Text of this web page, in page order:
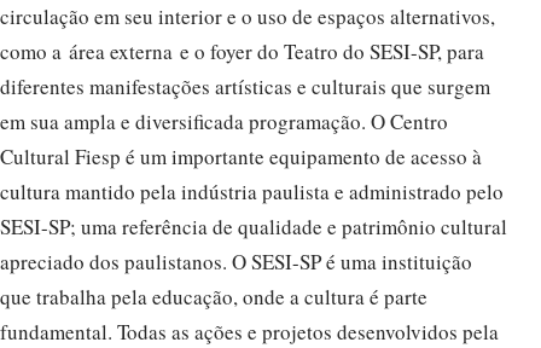
circulação em seu interior e o uso de espaços alternativos,
como a área externa e o foyer do Teatro do SESI-SP, para
diferentes manifestações artísticas e culturais que surgem
em sua ampla e diversificada programação. O Centro
Cultural Fiesp é um importante equipamento de acesso à
cultura mantido pela indústria paulista e administrado pelo
SESI-SP; uma referência de qualidade e patrimônio cultural
apreciado dos paulistanos. O SESI-SP é uma instituição
que trabalha pela educação, onde a cultura é parte
fundamental. Todas as ações e projetos desenvolvidos pela